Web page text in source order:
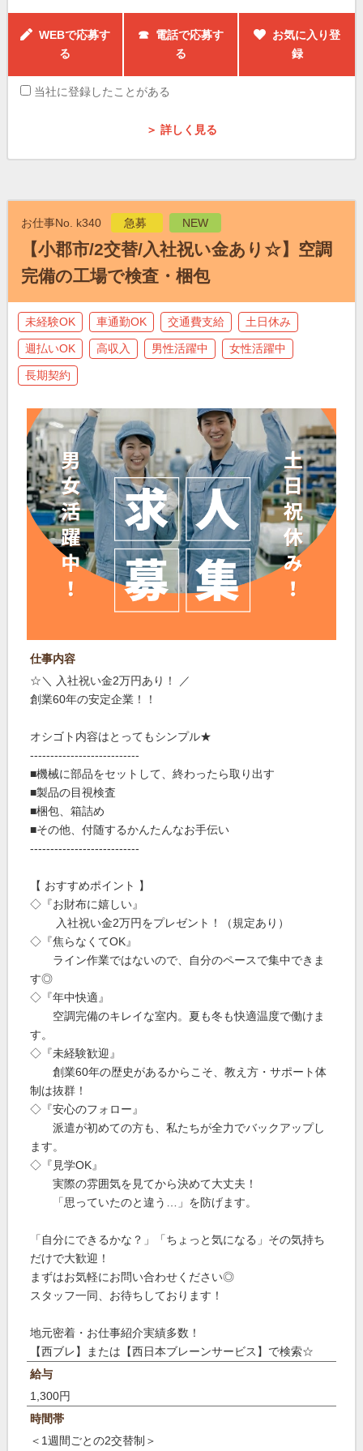
WEBで応募す
る
☎ 電話で応募す
る
お気に入り登
録
当社に登録したことがある
＞ 詳しく見る
お仕事No. k340 急募 NEW
【小郡市/2交替/入社祝い金あり☆】空調
完備の工場で検査・梱包
未経験OK 車通勤OK 交通費支給 土日休み
週払いOK 高収入 男性活躍中 女性活躍中
長期契約
仕事内容
☆＼ 入社祝い金2万円あり！ ／
創業60年の安定企業！！
オシゴト内容はとってもシンプル★
---------------------------
■機械に部品をセットして、終わったら取り出す
■製品の目視検査
■梱包、箱詰め
■その他、付随するかんたんなお手伝い
---------------------------
【 おすすめポイント 】
◇『お財布に嬉しい』
入社祝い金2万円をプレゼント！（規定あり）
◇『焦らなくてOK』
ライン作業ではないので、自分のペースで集中できま
す◎
◇『年中快適』
空調完備のキレイな室内。夏も冬も快適温度で働けま
す。
◇『未経験歓迎』
創業60年の歴史があるからこそ、教え方・サポート体
制は抜群！
◇『安心のフォロー』
派遣が初めての方も、私たちが全力でバックアップし
ます。
◇『見学OK』
実際の雰囲気を見てから決めて大丈夫！
「思っていたのと違う…」を防げます。
「自分にできるかな？」「ちょっと気になる」その気持ち
だけで大歓迎！
まずはお気軽にお問い合わせください◎
スタッフ一同、お待ちしております！
地元密着・お仕事紹介実績多数！
【西ブレ】または【西日本ブレーンサービス】で検索☆
給与
1,300円
時間帯
＜1週間ごとの2交替制＞